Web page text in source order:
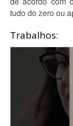
tudo do zero ou
Trabalhos: